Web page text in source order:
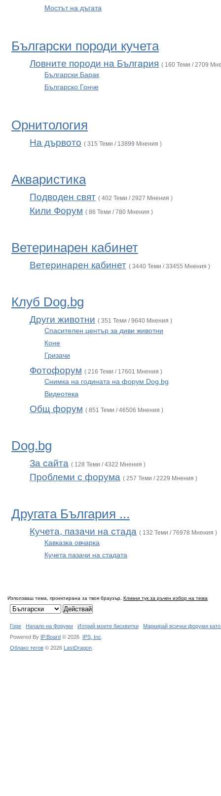
Мостът на дъгата
Български породи кучета
Ловните породи на България ( 160 Теми / 2709
Български Барак
Българско Гонче
Орнитология
На дървото ( 315 Теми / 13899 Мнения )
Акваристика
Подводен свят ( 402 Теми / 2927 Мнения )
Кили Форум ( 86 Теми / 780 Мнения )
Ветеринарен кабинет
Ветеринарен кабинет ( 3440 Теми / 33455 Мнения )
Клуб Dog.bg
Други животни ( 351 Теми / 9640 Мнения )
Спасителен център за диви животни
Коне
Гризачи
Фотофорум ( 216 Теми / 17601 Мнения )
Снимка на годината на форум Dog.bg
Видеотека
Общ форум ( 851 Теми / 46506 Мнения )
Dog.bg
За сайта ( 128 Теми / 4322 Мнения )
Проблеми с форума ( 257 Теми / 2229 Мнения )
Другата България ...
Кучета, пазачи на стада ( 132 Теми / 76978 Мнения )
Кавказка овчарка
Кучета пазачи на стадата
Използваш тема, проектирана за твоя браузър. Кликни тук за ръчен избор на тема
Горе Начало на Форуми Изтрий моите бисквитки
Маркирай всички форуми
Powered By IP.Board © 2026 IPS, Inc
Облако тегов © 2026 LastDragon